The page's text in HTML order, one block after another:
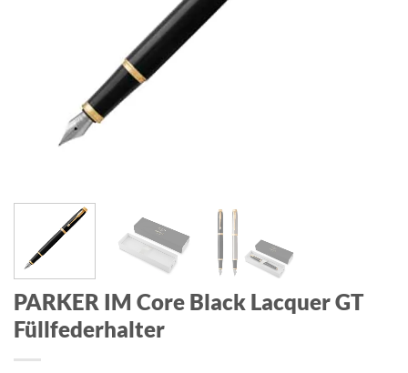
PARKER IM Core Black Lacquer GT
Füllfederhalter